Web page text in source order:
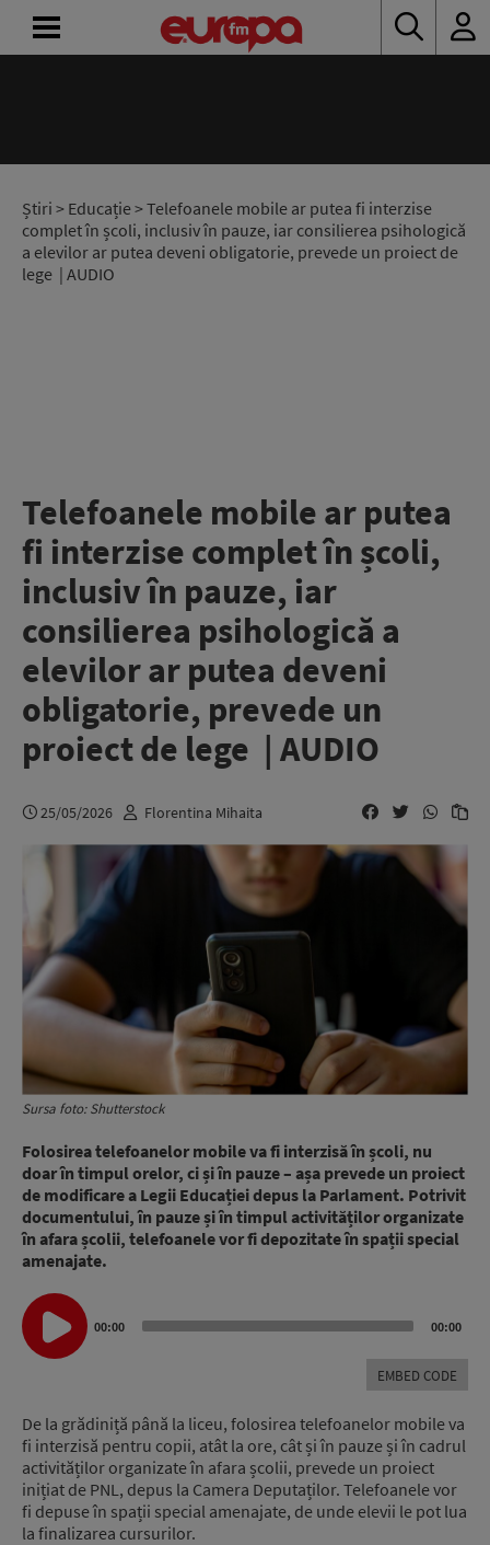
Știri > Educație> Telefoanele mobile ar putea fi interzise
complet în școli, inclusiv în pauze, iar consilierea psihologică
a elevilor ar putea deveni obligatorie, prevede un proiect de
lege | AUDIO
Telefoanele mobile ar putea
fi interzise complet în școli,
inclusiv în pauze, iar
consilierea psihologică a
elevilor ar putea deveni
obligatorie, prevede un
proiect de lege | AUDIO
25/05/2026 Florentina Mihaita
Sursa foto: Shutterstock
Folosirea telefoanelor mobile va fi interzisă în școli, nu
doar în timpul orelor, ci și în pauze – așa prevede un proiect
de modificare a Legii Educației depus la Parlament. Potrivit
documentului, în pauze și în timpul activităților organizate
în afara școlii, telefoanele vor fi depozitate în spații special
amenajate.
Audio
Player
00:00 00:00
EMBED CODE
De la grădiniță până la liceu, folosirea telefoanelor mobile va
fi interzisă pentru copii, atât la ore, cât și în pauze și în cadrul
activităților organizate în afara școlii, prevede un proiect
inițiat de PNL, depus la Camera Deputaților. Telefoanele vor
fi depuse în spații special amenajate, de unde elevii le pot lua
la finalizarea cursurilor.
RADIO
CONCURSURI